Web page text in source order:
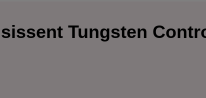
Tungsten